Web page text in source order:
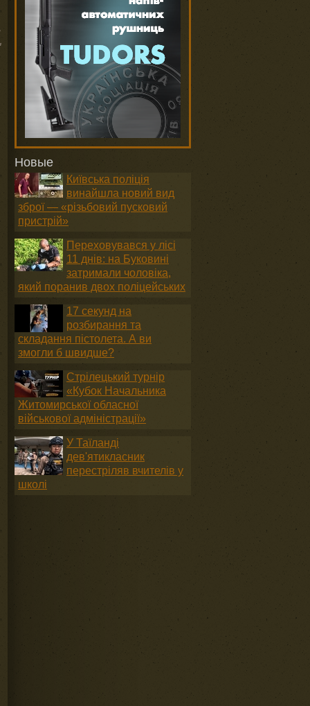
Новые
Київська поліція
винайшла новий вид
зброї — «різьбовий пусковий
пристрій»
Переховувався у лісі
11 днів: на Буковині
затримали чоловіка,
який поранив двох поліцейських
17 секунд на
розбирання та
складання пістолета. А ви
змогли б швидше?
Стрілецький турнір
«Кубок Начальника
Житомирської обласної
військової адміністрації»
У Таїланді
дев'ятикласник
перестріляв вчителів у
школі